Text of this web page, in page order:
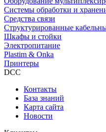
Системы обработки и
Средства связи
Структурированные
Шкафы и стойки
Электропитание
Plastim & Onka
Принтеры
DCC
Контакты
База знаний
Карта сайта
Новости